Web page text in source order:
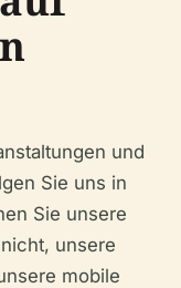
und
Sie uns in
Sie unsere
unsere
mobile